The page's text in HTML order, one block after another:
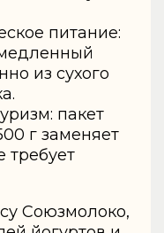
питание:
из сухого
пакет
г заменяет
требует
Союзмолоко,